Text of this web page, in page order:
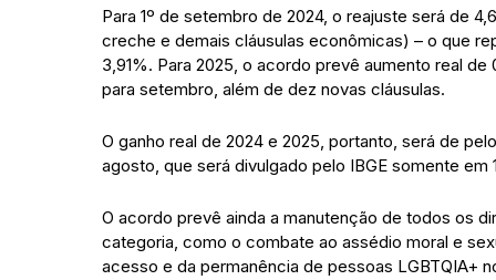
Para 1º de setembro de 2024, o reajuste será de
creche e demais cláusulas econômicas) – o que
3,91%. Para 2025, o acordo prevê aumento real
para setembro, além de dez novas cláusulas.
O ganho real de 2024 e 2025, portanto, será de
agosto, que será divulgado pelo IBGE somente em
O acordo prevê ainda a manutenção de todos os
categoria, como o combate ao assédio moral e
acesso e da permanência de pessoas LGBTQIA+